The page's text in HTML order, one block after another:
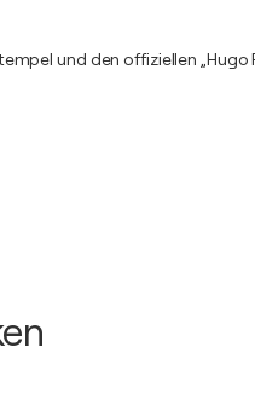
und den offiziellen